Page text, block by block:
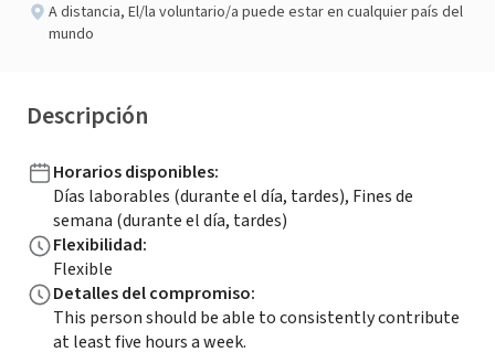
A distancia, El/la voluntario/a puede estar en cualquier país del
mundo
Descripción
Horarios disponibles:
Días laborables (durante el día, tardes), Fines de
semana (durante el día, tardes)
Flexibilidad:
Flexible
Detalles del compromiso:
This person should be able to consistently contribute
at least five hours a week.